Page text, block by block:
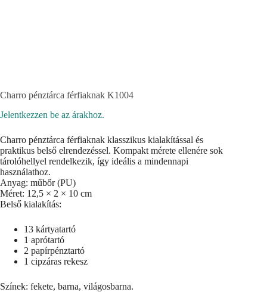
Charro pénztárca férfiaknak K1004
Jelentkezzen be az árakhoz.
Charro pénztárca férfiaknak klasszikus kialakítással és
praktikus belső elrendezéssel. Kompakt mérete ellenére sok
tárolóhellyel rendelkezik, így ideális a mindennapi
használathoz.
Anyag: műbőr (PU)
Méret: 12,5 × 2 × 10 cm
Belső kialakítás:
13 kártyatartó
1 aprótartó
2 papírpénztartó
1 cipzáras rekesz
Színek: fekete, barna, világosbarna.